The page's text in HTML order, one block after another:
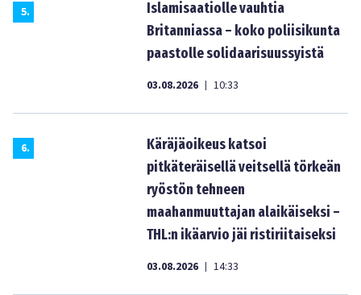
5.
Islamisaatiolle vauhtia
Britanniassa – koko poliisikunta
paastolle solidaarisuussyistä
03.08.2026 | 10:33
6.
Käräjäoikeus katsoi
pitkäteräisellä veitsellä törkeän
ryöstön tehneen
maahanmuuttajan alaikäiseksi –
THL:n ikäarvio jäi ristiriitaiseksi
03.08.2026 | 14:33